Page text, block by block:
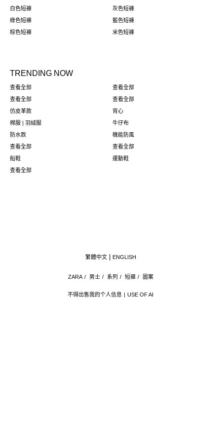
白色短褲
灰色短褲
綠色短褲
藍色短褲
棕色短褲
米色短褲
TRENDING NOW
查看全部
查看全部
查看全部
查看全部
仿皮革款
背心
棉服 | 羽絨服
牛仔布
防水款
機能防風
查看全部
查看全部
船鞋
運動鞋
查看全部
不得出售我的个人信息 USE OF AI
ZARA / 男士 / 系列 / 短褲 / 圖案
繁體中文 ENGLISH